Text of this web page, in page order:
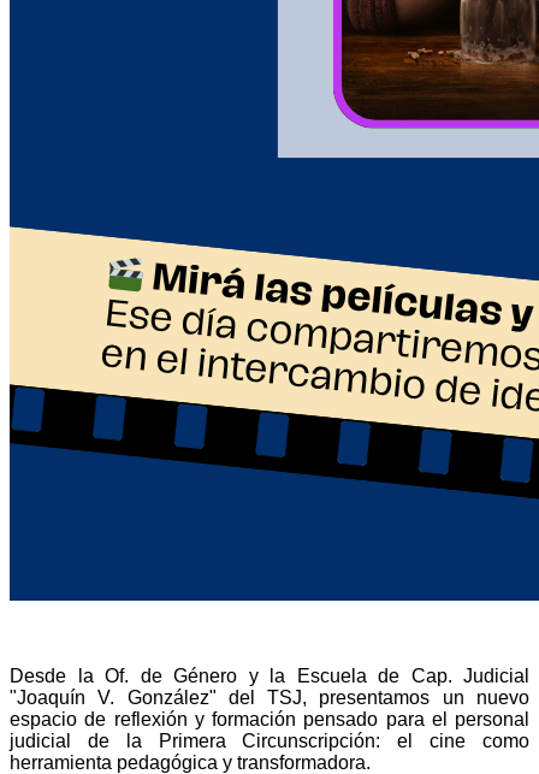
Desde la Of. de Género y la Escuela de Cap. Judicial
"Joaquín V. González" del TSJ, presentamos un nuevo
espacio de reflexión y formación pensado para el personal
judicial de la Primera Circunscripción: el cine como
herramienta pedagógica y transformadora.